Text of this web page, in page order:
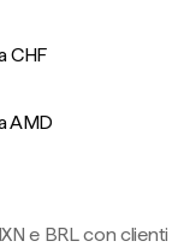
CHF
AMD
e BRL con clienti